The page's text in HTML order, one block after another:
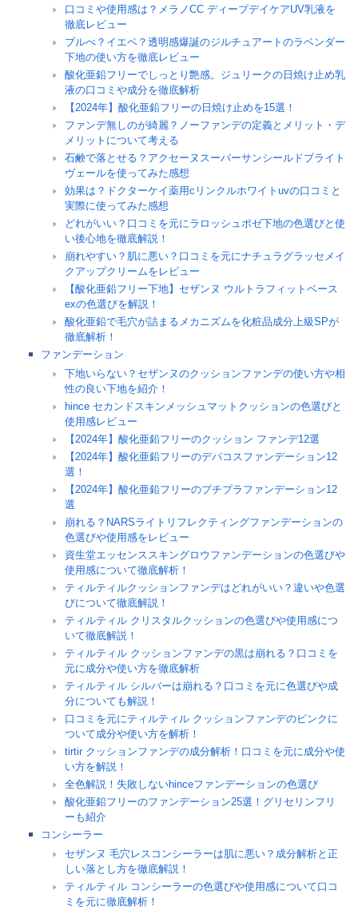
口コミや使用感は？メラノCC ディープデイケアUV乳液を
徹底レビュー
ブルべ？イエベ？透明感爆誕のジルチュアートのラベンダー
下地の使い方を徹底レビュー
酸化亜鉛フリーでしっとり艶感。ジュリークの日焼け止め乳
液の口コミや成分を徹底解析
【2024年】酸化亜鉛フリーの日焼け止めを15選！
ファンデ無しのが綺麗？ノーファンデの定義とメリット・デ
メリットについて考える
石鹸で落とせる？アクセーヌスーパーサンシールドブライト
ヴェールを使ってみた感想
効果は？ドクターケイ薬用cリンクルホワイトuvの口コミと
実際に使ってみた感想
どれがいい？口コミを元にラロッシュポゼ下地の色選びと使
い後心地を徹底解説！
崩れやすい？肌に悪い？口コミを元にナチュラグラッセメイ
クアップクリームをレビュー
【酸化亜鉛フリー下地】セザンヌ ウルトラフィットベース
exの色選びを解説！
酸化亜鉛で毛穴が詰まるメカニズムを化粧品成分上級SPが
徹底解析！
ファンデーション
下地いらない？セザンヌのクッションファンデの使い方や相
性の良い下地を紹介！
hince セカンドスキンメッシュマットクッションの色選びと
使用感レビュー
【2024年】酸化亜鉛フリーのクッション ファンデ12選
【2024年】酸化亜鉛フリーのデパコスファンデーション12
選！
【2024年】酸化亜鉛フリーのプチプラファンデーション12
選
崩れる？NARSライトリフレクティングファンデーションの
色選びや使用感をレビュー
資生堂エッセンススキングロウファンデーションの色選びや
使用感について徹底解析！
ティルティルクッションファンデはどれがいい？違いや色選
びについて徹底解説！
ティルティル クリスタルクッションの色選びや使用感につ
いて徹底解説！
ティルティル クッションファンデの黒は崩れる？口コミを
元に成分や使い方を徹底解析
ティルティル シルバーは崩れる？口コミを元に色選びや成
分についても解説！
口コミを元にティルティル クッションファンデのピンクに
ついて成分や使い方を解析！
tirtir クッションファンデの成分解析！口コミを元に成分や使
い方を解説！
全色解説！失敗しないhinceファンデーションの色選び
酸化亜鉛フリーのファンデーション25選！グリセリンフリ
ーも紹介
コンシーラー
セザンヌ 毛穴レスコンシーラーは肌に悪い？成分解析と正
しい落とし方を徹底解説！
ティルティル コンシーラーの色選びや使用感について口コ
ミを元に徹底解析！